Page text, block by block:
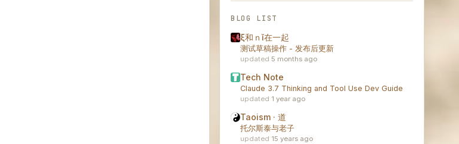
BLOG LIST
ξ和ｎǐ在一起
测试草稿操作 - 发布后更新
5 months ago
Tech Note
Claude 3.7 Thinking and Tool Use Dev Guide
1 year ago
Taoism · 道
托尔斯泰与老子
15 years ago